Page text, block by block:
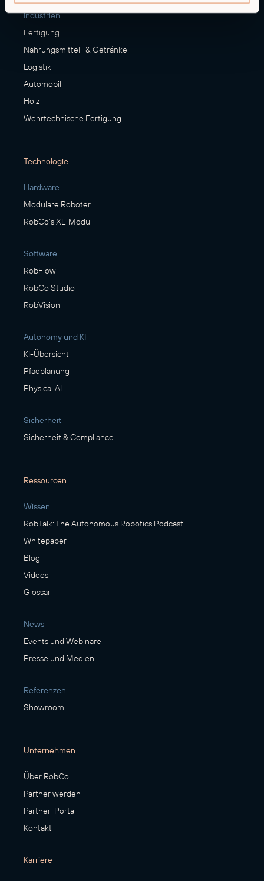
Industrien
Fertigung
Nahrungsmittel- & Getränke
Logistik
Automobil
Holz
Wehrtechnische Fertigung
Technologie
Hardware
Modulare Roboter
RobCo's XL-Modul
Software
RobFlow
RobCo Studio
RobVision
Autonomy und KI
KI-Übersicht
Pfadplanung
Physical AI
Sicherheit
Sicherheit & Compliance
Ressourcen
Wissen
RobTalk: The Autonomous Robotics Podcast
Whitepaper
Blog
Videos
Glossar
News
Events und Webinare
Presse und Medien
Referenzen
Showroom
Unternehmen
Über RobCo
Partner werden
Partner-Portal
Kontakt
Karriere